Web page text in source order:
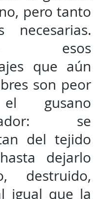
pero tanto
esos
que aún
son peor
gusano
se
del tejido
dejarlo
destruido,
igual que la